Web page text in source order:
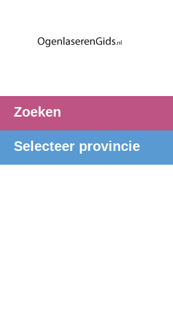
Zoeken
Selecteer provincie